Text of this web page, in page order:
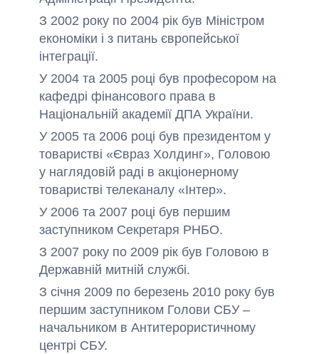
З 2002 року по 2004 рік був Міністром
економіки і з питань європейської
інтеграції.
У 2004 та 2005 році був професором на
кафедрі фінансового права в
Національній академії ДПА України.
У 2005 та 2006 році був президентом у
товаристві «Євраз Холдинг», Головою
у наглядовій раді в акціонерному
товаристві телеканалу «Інтер».
У 2006 та 2007 році був першим
заступником Секретаря РНБО.
З 2007 року по 2009 рік був Головою в
Державній митній службі.
З січня 2009 по березень 2010 року був
першим заступником Голови СБУ –
начальником в Антитерористичному
центрі СБУ.